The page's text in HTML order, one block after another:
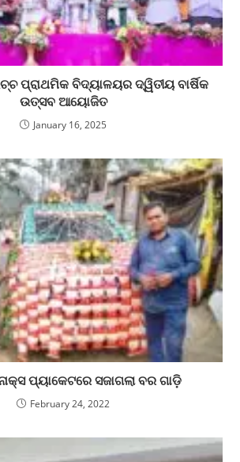
ପ୍ରାଥମିକ ବିଦ୍ୟାଳୟର ଦ୍ୱିତୀୟ ବାର୍ଷିକ
ଉତ୍ସବ ଆୟୋଜିତ
January 16, 2025
ପ୍ୟାକେଟରେ ସଜାଗଲା ବର ଗାଡ଼ି
February 24, 2022